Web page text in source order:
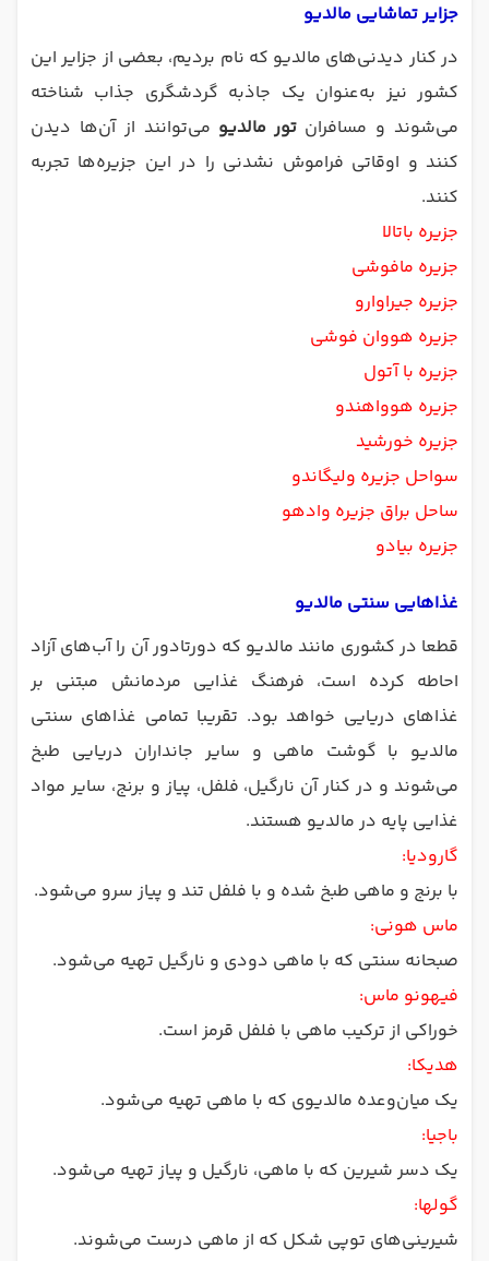
جزایر تماشایی مالدیو
در کنار دیدنی‌های مالدیو که نام بردیم، بعضی از جزایر این
کشور نیز به‌عنوان یک جاذبه گردشگری جذاب شناخته
می‌شوند و مسافران تور مالدیو می‌توانند از آن‌ها دیدن
کنند و اوقاتی فراموش نشدنی را در این جزیره‌ها تجربه
کنند.
جزیره باتالا
جزیره مافوشی
جزیره جیراوارو
جزیره هووان فوشی
جزیره با آتول
جزیره هوواهندو
جزیره خورشید
سواحل جزیره ولیگاندو
ساحل براق جزیره وادهو
جزیره بیادو
غذاهایی سنتی مالدیو
قطعا در کشوری مانند مالدیو که دورتادور آن را آب‌های آزاد
احاطه کرده است، فرهنگ غذایی مردمانش مبتنی بر
غذاهای دریایی خواهد بود. تقریبا تمامی غذاهای سنتی
مالدیو با گوشت ماهی و سایر جانداران دریایی طبخ
می‌شوند و در کنار آن نارگیل، فلفل، پیاز و برنج، سایر مواد
غذایی پایه در مالدیو هستند.
گارودیا:
با برنج و ماهی طبخ شده و با فلفل تند و پیاز سرو می‌شود.
ماس هونی:
صبحانه سنتی که با ماهی دودی و نارگیل تهیه می‌شود.
فیهونو ماس:
خوراکی از ترکیب ماهی با فلفل قرمز است.
هدیکا:
یک میان‌وعده مالدیوی که با ماهی تهیه می‌شود.
باجیا:
یک دسر شیرین که با ماهی، نارگیل و پیاز تهیه می‌شود.
گولها:
شیرینی‌های توپی شکل که از ماهی درست می‌شوند.